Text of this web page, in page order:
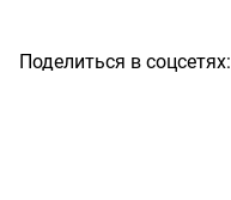
Поделиться в соцсетях: